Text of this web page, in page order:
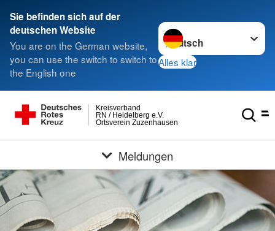
Sie befinden sich auf der
deutschen Website
You are on the German website,
you can use the switch to switch to
the English one
Sprache wechseln zu
Alles klar
Ortsverein Zuzenhausen
RN / Heidelberg e.V.
Kreisverband
Meldungen